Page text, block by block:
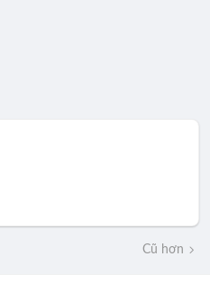
Cũ hơn